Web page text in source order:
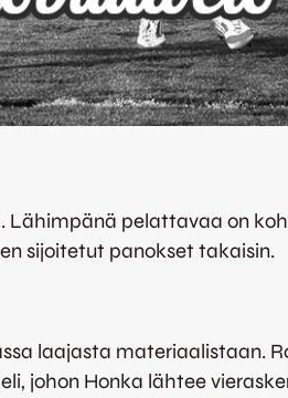
pelattavaa on
sijoitetut panokset takaisin.
laajasta materiaalistaan.
johon Honka lähtee